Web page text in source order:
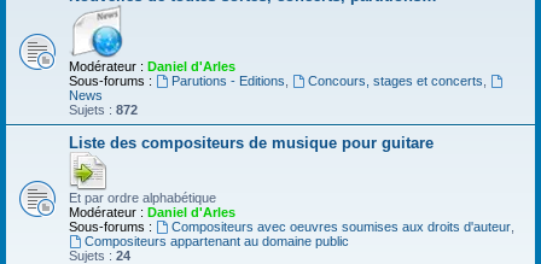
Modérateur : Daniel d'Arles
Sous-forums :
Parutions - Editions Concours, stages et concerts
News
Sujets : 872
Liste des compositeurs de musique pour guitare
Et par ordre alphabétique
Modérateur : Daniel d'Arles
Sous-forums :
Compositeurs avec oeuvres soumises aux droits d'auteur,
Compositeurs appartenant au domaine public
Sujets : 24